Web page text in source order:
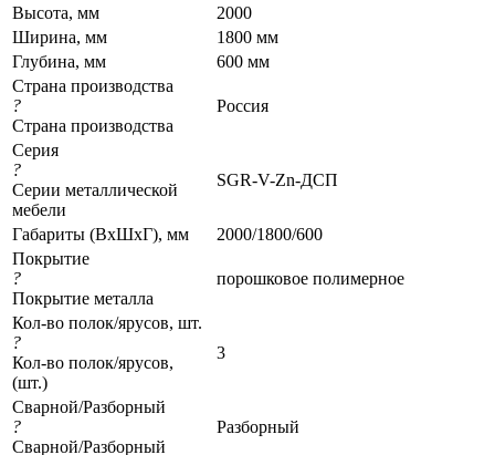
Высота, мм
2000
Ширина, мм
1800 мм
Глубина, мм
600 мм
Страна производства
?
Страна производства
Россия
Серия
?
Серии металлической
мебели
SGR-V-Zn-ДСП
Габариты (ВхШхГ), мм
2000/1800/600
Покрытие
?
Покрытие металла
порошковое полимерное
Кол-во полок/ярусов, шт.
?
Кол-во полок/ярусов,
(шт.)
3
Сварной/Разборный
?
Сварной/Разборный
Разборный